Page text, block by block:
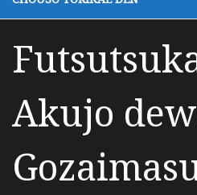
Akujo